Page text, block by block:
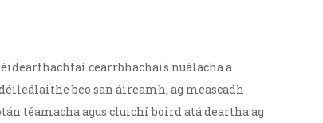
cearrbhachais nuálacha a
beo san áireamh, ag meascadh
téamacha agus cluichí boird atá deartha ag